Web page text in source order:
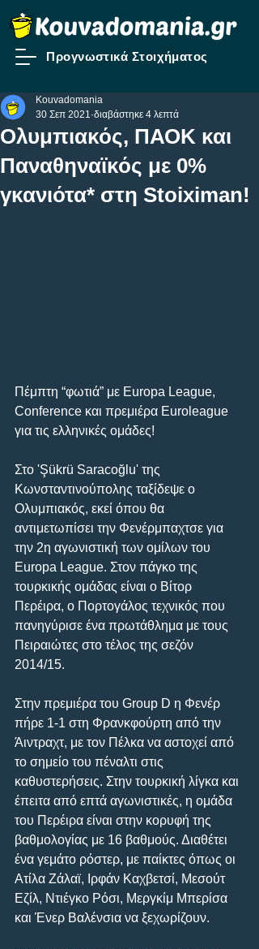
Προγνωστικά Στοιχήματος
Ολυμπιακός, ΠΑΟΚ και
Παναθηναϊκός με 0%
γκανιότα* στη Stoiximan!
Kouvadomania
30 Σεπ 2021 διαβάστηκε 4 λεπτά
Πέμπτη “φωτιά” με Europa League,
Conference και πρεμιέρα Euroleague
για τις ελληνικές ομάδες!
Στο 'Şükrü Saracoğlu' της
Κωνσταντινούπολης ταξίδεψε ο
Ολυμπιακός, εκεί όπου θα
αντιμετωπίσει την Φενέρμπαχτσε για
την 2η αγωνιστική των ομίλων του
Europa League. Στον πάγκο της
τουρκικής ομάδας είναι ο Βίτορ
Περέιρα, o Πορτογάλος τεχνικός που
πανηγύρισε ένα πρωτάθλημα με τους
Πειραιώτες στο τέλος της σεζόν
2014/15.
Στην πρεμιέρα του Group D η Φενέρ
πήρε 1-1 στη Φρανκφούρτη από την
Άιντραχτ, με τον Πέλκα να αστοχεί από
το σημείο του πέναλτι στις
καθυστερήσεις. Στην τουρκική λίγκα και
έπειτα από επτά αγωνιστικές, η ομάδα
του Περέιρα είναι στην κορυφή της
βαθμολογίας με 16 βαθμούς. Διαθέτει
ένα γεμάτο ρόστερ, με παίκτες όπως οι
Ατίλα Ζάλαϊ, Ιρφάν Καχβετσί, Μεσούτ
Εζίλ, Ντιέγκο Ρόσι, Μεργκίμ Μπερίσα
και Ένερ Βαλένσια να ξεχωρίζουν.